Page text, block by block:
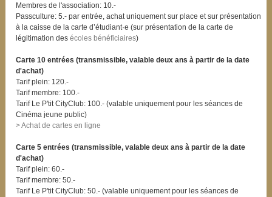
Membres de l'association: 10.-
Passculture: 5.- par entrée, achat uniquement sur place et sur présentation
à la caisse de la carte d’étudiant·e (sur présentation de la carte de
légitimation desécoles bénéficiaires)
Carte 10 entrées (transmissible, valable deux ans à partir de la date
d'achat)
Tarif plein: 120.-
Tarif membre: 100.-
Tarif Le P'tit CityClub: 100.- (valable uniquement pour les séances de
Cinéma jeune public)
> Achat de cartes en ligne
Carte 5 entrées (transmissible, valable deux ans à partir de la date
d'achat)
Tarif plein: 60.-
Tarif membre: 50.-
Tarif Le P'tit CityClub: 50.- (valable uniquement pour les séances de